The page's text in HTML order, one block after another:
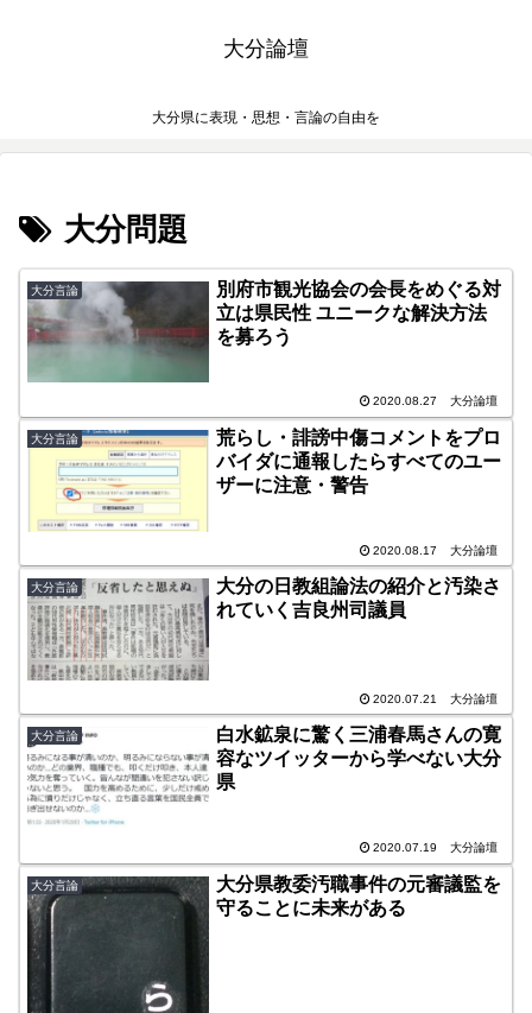
大分論壇
大分県に表現・思想・言論の自由を
大分問題
大分言論
別府市観光協会の会長をめぐる対
立は県民性 ユニークな解決方法
を募ろう
2020.08.27 大分論壇
大分言論
荒らし・誹謗中傷コメントをプロ
バイダに通報したらすべてのユー
ザーに注意・警告
2020.08.17 大分論壇
大分言論
大分の日教組論法の紹介と汚染さ
れていく吉良州司議員
2020.07.21 大分論壇
大分言論
白水鉱泉に驚く三浦春馬さんの寛
容なツイッターから学べない大分
県
2020.07.19 大分論壇
大分言論
大分県教委汚職事件の元審議監を
守ることに未来がある